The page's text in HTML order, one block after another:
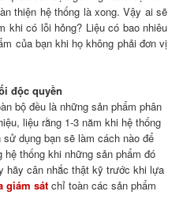
thiện hệ thống là xong. Vậy ai sẽ
khi có lỗi hỏng? Liệu có bao nhiêu
của bạn khi họ không phải đơn vị
độc quyền
bộ đều là những sản phẩm phân
liệu rằng 1-3 năm khi hệ thống
dụng bạn sẽ làm cách nào để
thống khi những sản phẩm đó
hãy cân nhắc thật kỹ trước khi lựa
giám sát chỉ toàn các sản phẩm